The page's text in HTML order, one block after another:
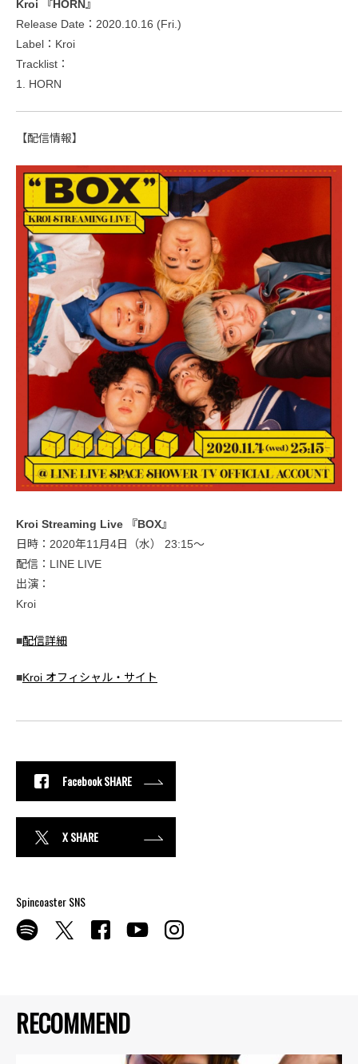
RECOMMEND
Kroi 『HORN』
Release Date：2020.10.16 (Fri.)
Label：Kroi
Tracklist：
1. HORN
【配信情報】
Kroi Streaming Live 『BOX』
日時：2020年11月4日（水） 23:15〜
配信：LINE LIVE
出演：
Kroi
■配信詳細
■Kroi オフィシャル・サイト
Facebook SHARE
X SHARE
Spincoaster SNS